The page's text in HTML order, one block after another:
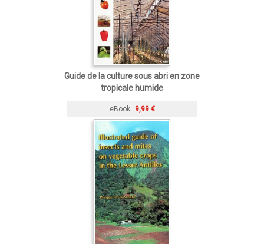
Guide de la culture sous abri en zone
tropicale humide
eBook 9,99 €